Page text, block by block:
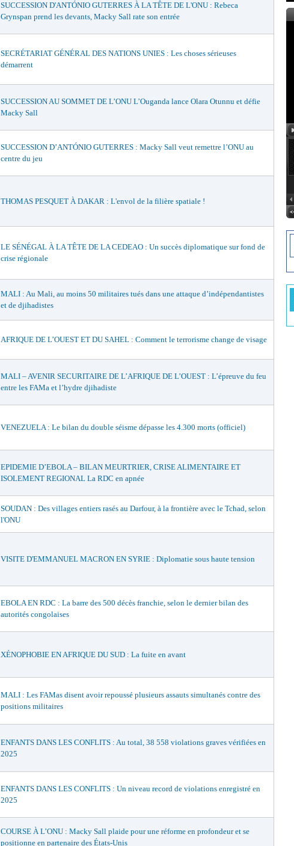
SUCCESSION D'ANTÓNIO GUTERRES À LA TÊTE DE L'ONU : Rebeca
Grynspan prend les devants, Macky Sall rate son entrée
SECRÉTARIAT GÉNÉRAL DES NATIONS UNIES : Les choses sérieuses
démarrent
SUCCESSION AU SOMMET DE L’ONU L’Ouganda lance Olara Otunnu et défie
Macky Sall
SUCCESSION D’ANTÓNIO GUTERRES : Macky Sall veut remettre l’ONU au
centre du jeu
THOMAS PESQUET À DAKAR : L'envol de la filière spatiale !
LE SÉNÉGAL À LA TÊTE DE LA CEDEAO : Un succès diplomatique sur fond de
crise régionale
MALI : Au Mali, au moins 50 militaires tués dans une attaque d’indépendantistes
et de djihadistes
AFRIQUE DE L’OUEST ET DU SAHEL : Comment le terrorisme change de visage
MALI – AVENIR SECURITAIRE DE L’AFRIQUE DE L’OUEST : L’épreuve du feu
entre les FAMa et l’hydre djihadiste
VENEZUELA : Le bilan du double séisme dépasse les 4.300 morts (officiel)
EPIDEMIE D’EBOLA – BILAN MEURTRIER, CRISE ALIMENTAIRE ET
ISOLEMENT REGIONAL La RDC en apnée
SOUDAN : Des villages entiers rasés au Darfour, à la frontière avec le Tchad, selon
l'ONU
VISITE D'EMMANUEL MACRON EN SYRIE : Diplomatie sous haute tension
EBOLA EN RDC : La barre des 500 décès franchie, selon le dernier bilan des
autorités congolaises
XÉNOPHOBIE EN AFRIQUE DU SUD : La fuite en avant
MALI : Les FAMas disent avoir repoussé plusieurs assauts simultanés contre des
positions militaires
ENFANTS DANS LES CONFLITS : Au total, 38 558 violations graves vérifiées en
2025
ENFANTS DANS LES CONFLITS : Un niveau record de violations enregistré en
2025
COURSE À L’ONU : Macky Sall plaide pour une réforme en profondeur et se
positionne en partenaire des États-Unis